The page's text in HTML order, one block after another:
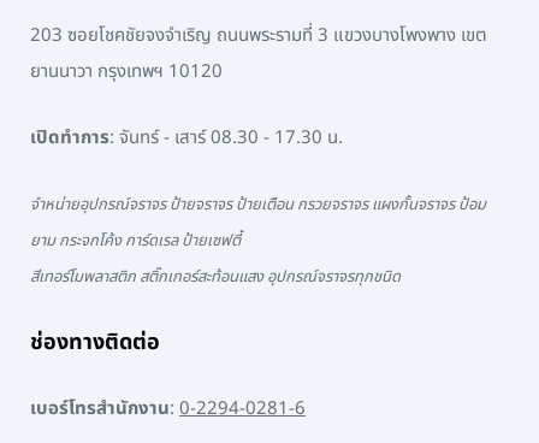
203 ซอยโชคชัยจงจำเริญ ถนนพระรามที่ 3 แขวงบางโพงพาง เขต
ยานนาวา กรุงเทพฯ 10120
เปิดทำการ: จันทร์ - เสาร์ 08.30 - 17.30 น.
จำหน่ายอุปกรณ์จราจร ป้ายจราจร ป้ายเตือน กรวยจราจร แผงกั้นจราจร ป้อม
ยาม กระจกโค้ง การ์ดเรล ป้ายเซฟตี้
สีเทอร์โมพลาสติก สติ๊กเกอร์สะท้อนแสง อุปกรณ์จราจรทุกชนิด
ช่องทางติดต่อ
เบอร์โทรสำนักงาน: 0-2294-0281-6